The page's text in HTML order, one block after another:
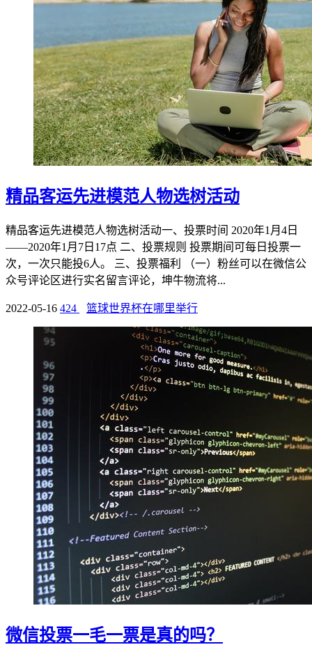
精品客运先进模范人物选树活动
精品客运先进模范人物选树活动一、投票时间 2020年1月4日
——2020年1月7日17点 二、投票规则 投票期间可每日投票一
次，一次只能投6人。 三、投票福利 （一）粉丝可以在微信公
众号评论区进行实名留言评论，坤牛物流将...
2022-05-16 424 篮球世界杯在哪里举行
微信投票一毛一票是真的吗？